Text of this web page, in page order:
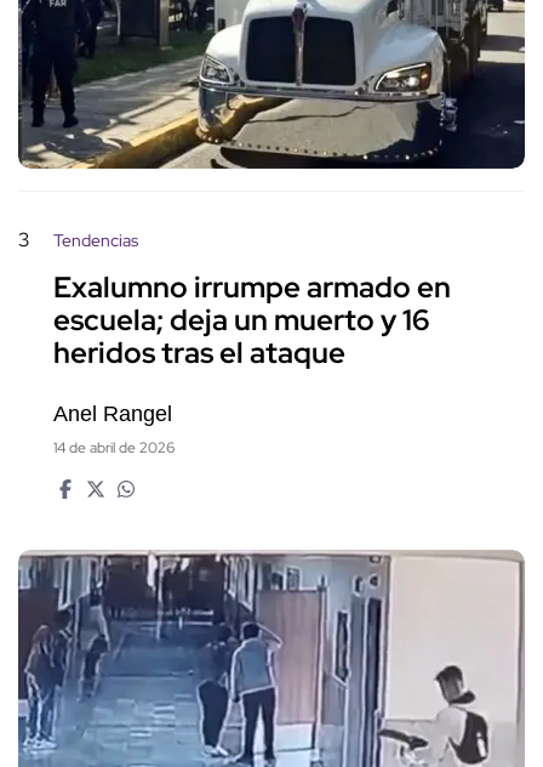
3 Tendencias
Exalumno irrumpe armado en
escuela; deja un muerto y 16
heridos tras el ataque
Anel Rangel
14 de abril de 2026